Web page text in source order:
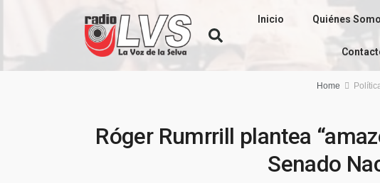
Inicio Quiénes
Home
Róger Rumrrill plantea
Senado